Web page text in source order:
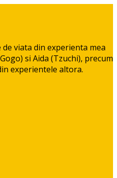
viata din experienta mea
si Aida (Tzuchi), precum
experientele altora.